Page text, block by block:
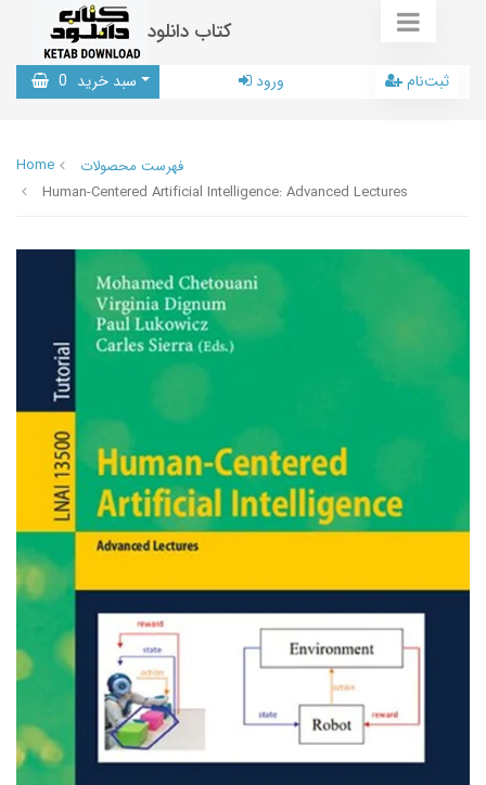
کتاب دانلود
سبد خرید 0 ورود ثبت‌نام
Home
فهرست محصولات
Human-Centered Artificial Intelligence: Advanced Lectures